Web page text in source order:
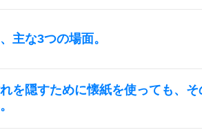
主な3つの場面。
を隠すために懐紙を使っても、